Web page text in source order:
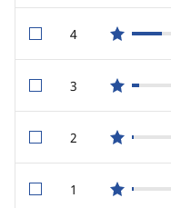
4star reviews
3star reviews
2star reviews
1star reviews